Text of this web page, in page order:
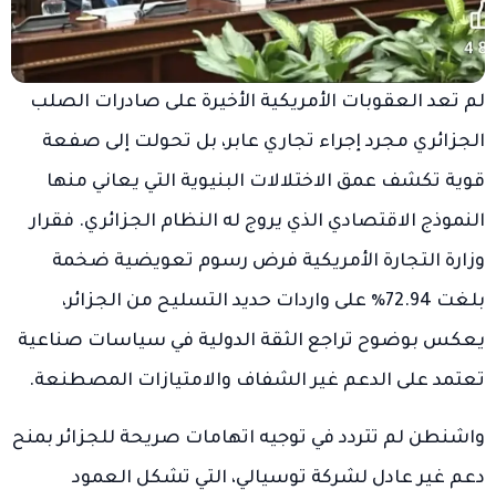
لم تعد العقوبات الأمريكية الأخيرة على صادرات الصلب
الجزائري مجرد إجراء تجاري عابر، بل تحولت إلى صفعة
قوية تكشف عمق الاختلالات البنيوية التي يعاني منها
النموذج الاقتصادي الذي يروج له النظام الجزائري. فقرار
وزارة التجارة الأمريكية فرض رسوم تعويضية ضخمة
بلغت 72.94٪ على واردات حديد التسليح من الجزائر،
يعكس بوضوح تراجع الثقة الدولية في سياسات صناعية
تعتمد على الدعم غير الشفاف والامتيازات المصطنعة.
واشنطن لم تتردد في توجيه اتهامات صريحة للجزائر بمنح
دعم غير عادل لشركة توسيالي، التي تشكل العمود